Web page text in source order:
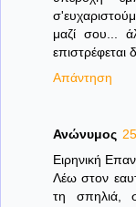
μαζί σου...
επιστρέφεται
Απάντηση
Ανώνυμος
Ειρηνική
Λέω στον
τη σπηλιά,